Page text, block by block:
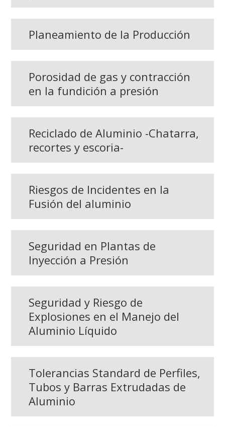
Planeamiento de la Producción
Porosidad de gas y contracción
en la fundición a presión
Reciclado de Aluminio -Chatarra,
recortes y escoria-
Riesgos de Incidentes en la
Fusión del aluminio
Seguridad en Plantas de
Inyección a Presión
Seguridad y Riesgo de
Explosiones en el Manejo del
Aluminio Líquido
Tolerancias Standard de Perfiles,
Tubos y Barras Extrudadas de
Aluminio